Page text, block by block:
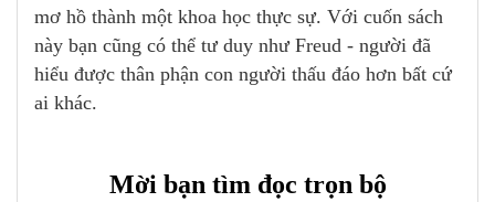
mơ hồ thành một khoa học thực sự. Với cuốn sách
này bạn cũng có thể tư duy như Freud - người đã
hiểu được thân phận con người thấu đáo hơn bất cứ
ai khác.
Mời bạn tìm đọc trọn bộ